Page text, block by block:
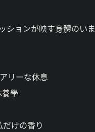
ションが映す身體のいま
リーな休息
學
けの香り